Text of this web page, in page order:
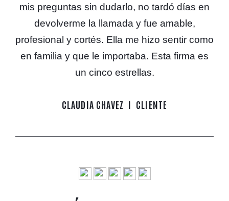
mis preguntas sin dudarlo, no tardó días en
devolverme la llamada y fue amable,
profesional y cortés. Ella me hizo sentir como
en familia y que le importaba. Esta firma es
un cinco estrellas.
CLAUDIA CHAVEZ CLIENTE